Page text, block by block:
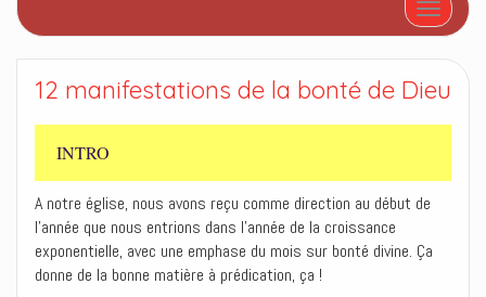
Afficher/
12 manifestations de la bonté de Dieu
INTRO
A notre église, nous avons reçu comme direction au début de
l’année que nous entrions dans l’année de la croissance
exponentielle, avec une emphase du mois sur bonté divine. Ça
donne de la bonne matière à prédication, ça !